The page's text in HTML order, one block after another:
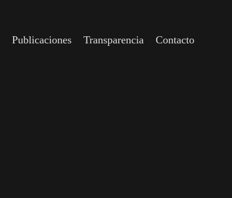
Publicaciones Transparencia Contacto